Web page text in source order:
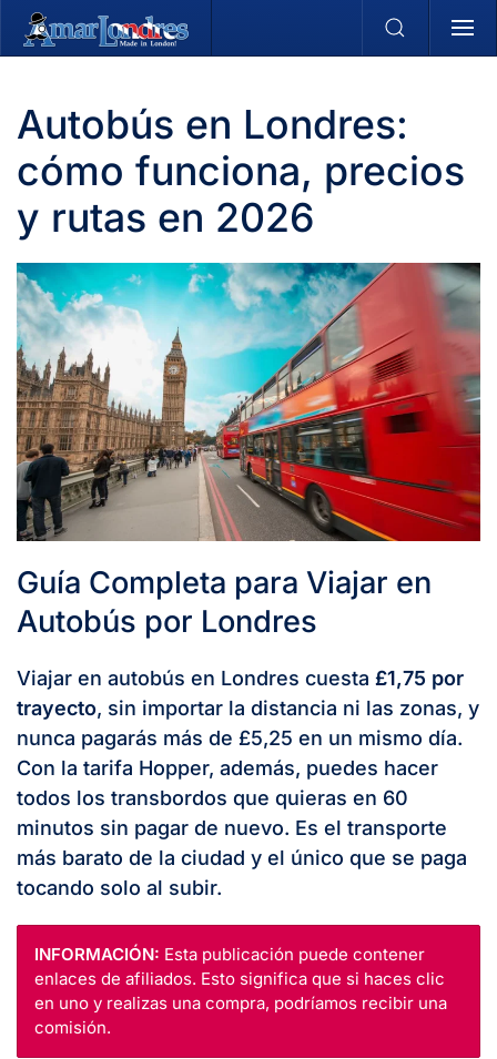
Skip to main content
Autobús en Londres:
cómo funciona, precios
y rutas en 2026
Guía Completa para Viajar en
Autobús por Londres
Viajar en autobús en Londres cuesta £1,75 por
trayecto, sin importar la distancia ni las zonas, y
nunca pagarás más de £5,25 en un mismo día.
Con la tarifa Hopper, además, puedes hacer
todos los transbordos que quieras en 60
minutos sin pagar de nuevo. Es el transporte
más barato de la ciudad y el único que se paga
tocando solo al subir.
INFORMACIÓN: Esta publicación puede contener
enlaces de afiliados. Esto significa que si haces clic
en uno y realizas una compra, podríamos recibir una
comisión.